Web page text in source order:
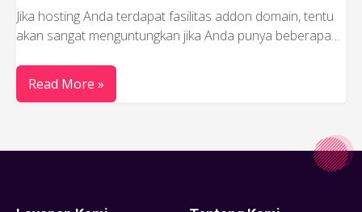
Jika hosting Anda terdapat fasilitas addon domain, tentu
akan sangat menguntungkan jika Anda punya beberapa…
Read More »